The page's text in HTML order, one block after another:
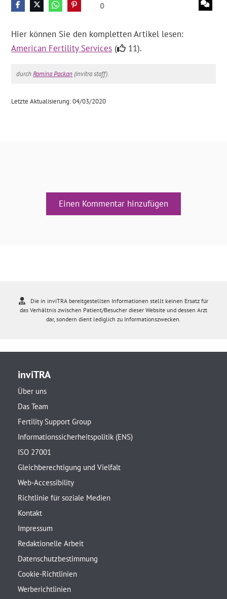
0
Hier können Sie den kompletten Artikel lesen:
American Fertility Services ( 11).
durchRomina Packan(invitra staff).
Letzte Aktualisierung: 04/03/2020
Einen Kommentar hinzufügen
Die in inviTRA bereitgestellten Informationen stellt keinen Ersatz für
das Verhältnis zwischen Patient/Besucher dieser Website und dessen Arzt
dar, sondern dient lediglich zu Informationszwecken.
inviTRA
Über uns
Das Team
Fertility Support Group
Informationssicherheitspolitik (ENS)
ISO 27001
Gleichberechtigung und Vielfalt
Web-Accessibility
Richtlinie für soziale Medien
Kontakt
Impressum
Redaktionelle Arbeit
Datenschutzbestimmung
Cookie-Richtlinien
Werberichtlinien